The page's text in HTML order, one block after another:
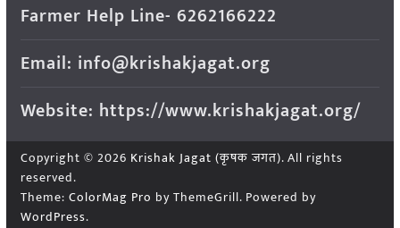
Farmer Help Line- 6262166222
Email: info@krishakjagat.org
Website: https://www.krishakjagat.org/
Copyright © 2026 Krishak Jagat (कृषक जगत). All rights
reserved.
Theme: ColorMag Pro by ThemeGrill. Powered by
WordPress.